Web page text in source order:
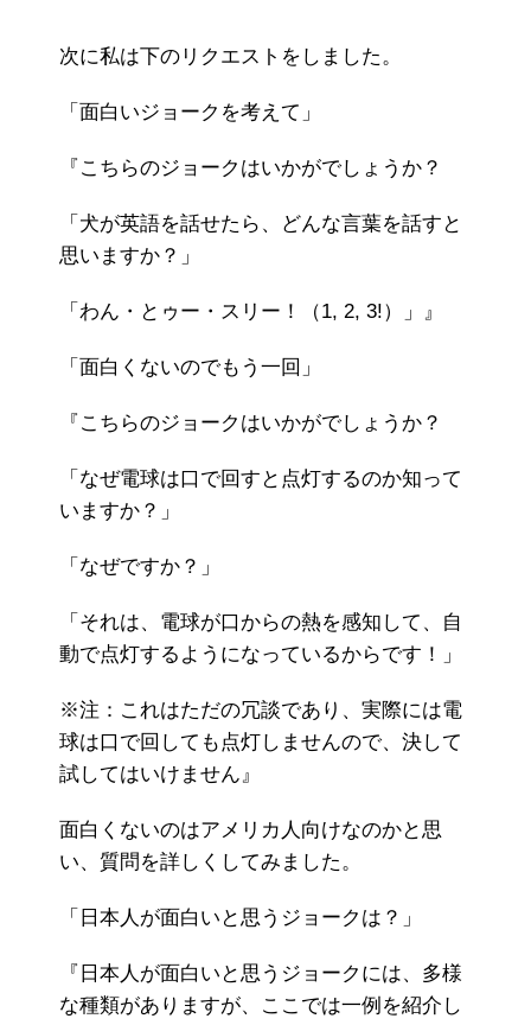
次に私は下のリクエストをしました。
「面白いジョークを考えて」
『こちらのジョークはいかがでしょうか？
「犬が英語を話せたら、どんな言葉を話すと
思いますか？」
「わん・とゥー・スリー！（1, 2, 3!）」』
「面白くないのでもう一回」
『こちらのジョークはいかがでしょうか？
「なぜ電球は口で回すと点灯するのか知って
いますか？」
「なぜですか？」
「それは、電球が口からの熱を感知して、自
動で点灯するようになっているからです！」
※注：これはただの冗談であり、実際には電
球は口で回しても点灯しませんので、決して
試してはいけません』
面白くないのはアメリカ人向けなのかと思
い、質問を詳しくしてみました。
「日本人が面白いと思うジョークは？」
『日本人が面白いと思うジョークには、多様
な種類がありますが、ここでは一例を紹介し